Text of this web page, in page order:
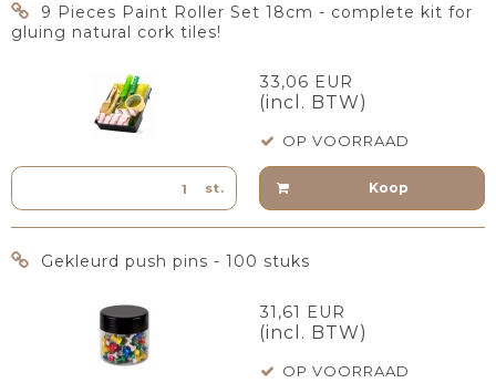
9 Pieces Paint Roller Set 18cm - complete kit for
gluing natural cork tiles!
33,06 EUR
(incl. BTW)
OP VOORRAAD
st. Koop
Gekleurd push pins - 100 stuks
31,61 EUR
(incl. BTW)
OP VOORRAAD